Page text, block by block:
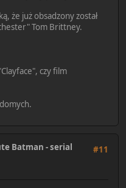
że już obsadzony został
Tom Brittney.
czy film
#11
Batman - serial